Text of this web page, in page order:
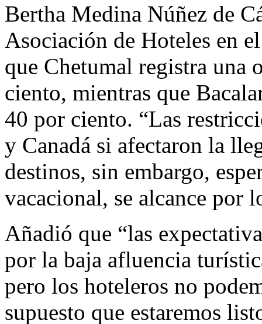
Bertha Medina Núñez de
Asociación de Hoteles en
que Chetumal registra una
ciento, mientras que
40 por ciento. “Las
y Canadá si afectaron la
destinos, sin embargo,
vacacional, se alcance por
Añadió que “las
por la baja afluencia
pero los hoteleros no
supuesto que estaremos